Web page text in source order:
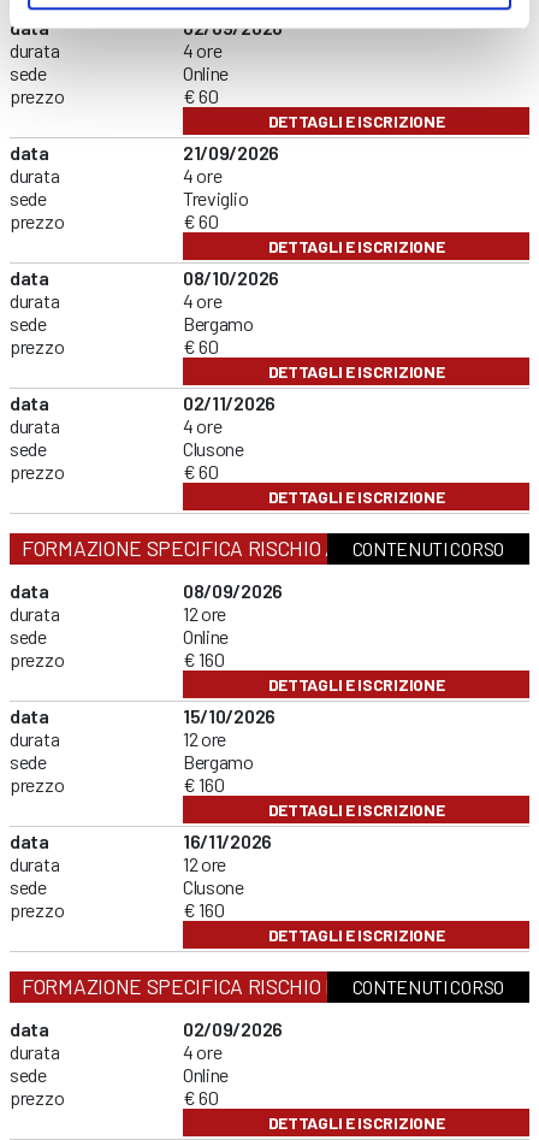
data
durata
sede
prezzo
02/09/2026
4 ore
Online
€ 60
DETTAGLI E ISCRIZIONE
data
durata
sede
prezzo
21/09/2026
4 ore
Treviglio
€ 60
DETTAGLI E ISCRIZIONE
data
durata
sede
prezzo
08/10/2026
4 ore
Bergamo
€ 60
DETTAGLI E ISCRIZIONE
data
durata
sede
prezzo
02/11/2026
4 ore
Clusone
€ 60
DETTAGLI E ISCRIZIONE
FORMAZIONE SPECIFICA RISCHIO ALTOCONTENUTI CORSO
data
durata
sede
prezzo
08/09/2026
12 ore
Online
€ 160
DETTAGLI E ISCRIZIONE
data
durata
sede
prezzo
15/10/2026
12 ore
Bergamo
€ 160
DETTAGLI E ISCRIZIONE
data
durata
sede
prezzo
16/11/2026
12 ore
Clusone
€ 160
DETTAGLI E ISCRIZIONE
FORMAZIONE SPECIFICA RISCHIO BASSOCONTENUTI CORSO
data
durata
sede
prezzo
02/09/2026
4 ore
Online
€ 60
DETTAGLI E ISCRIZIONE